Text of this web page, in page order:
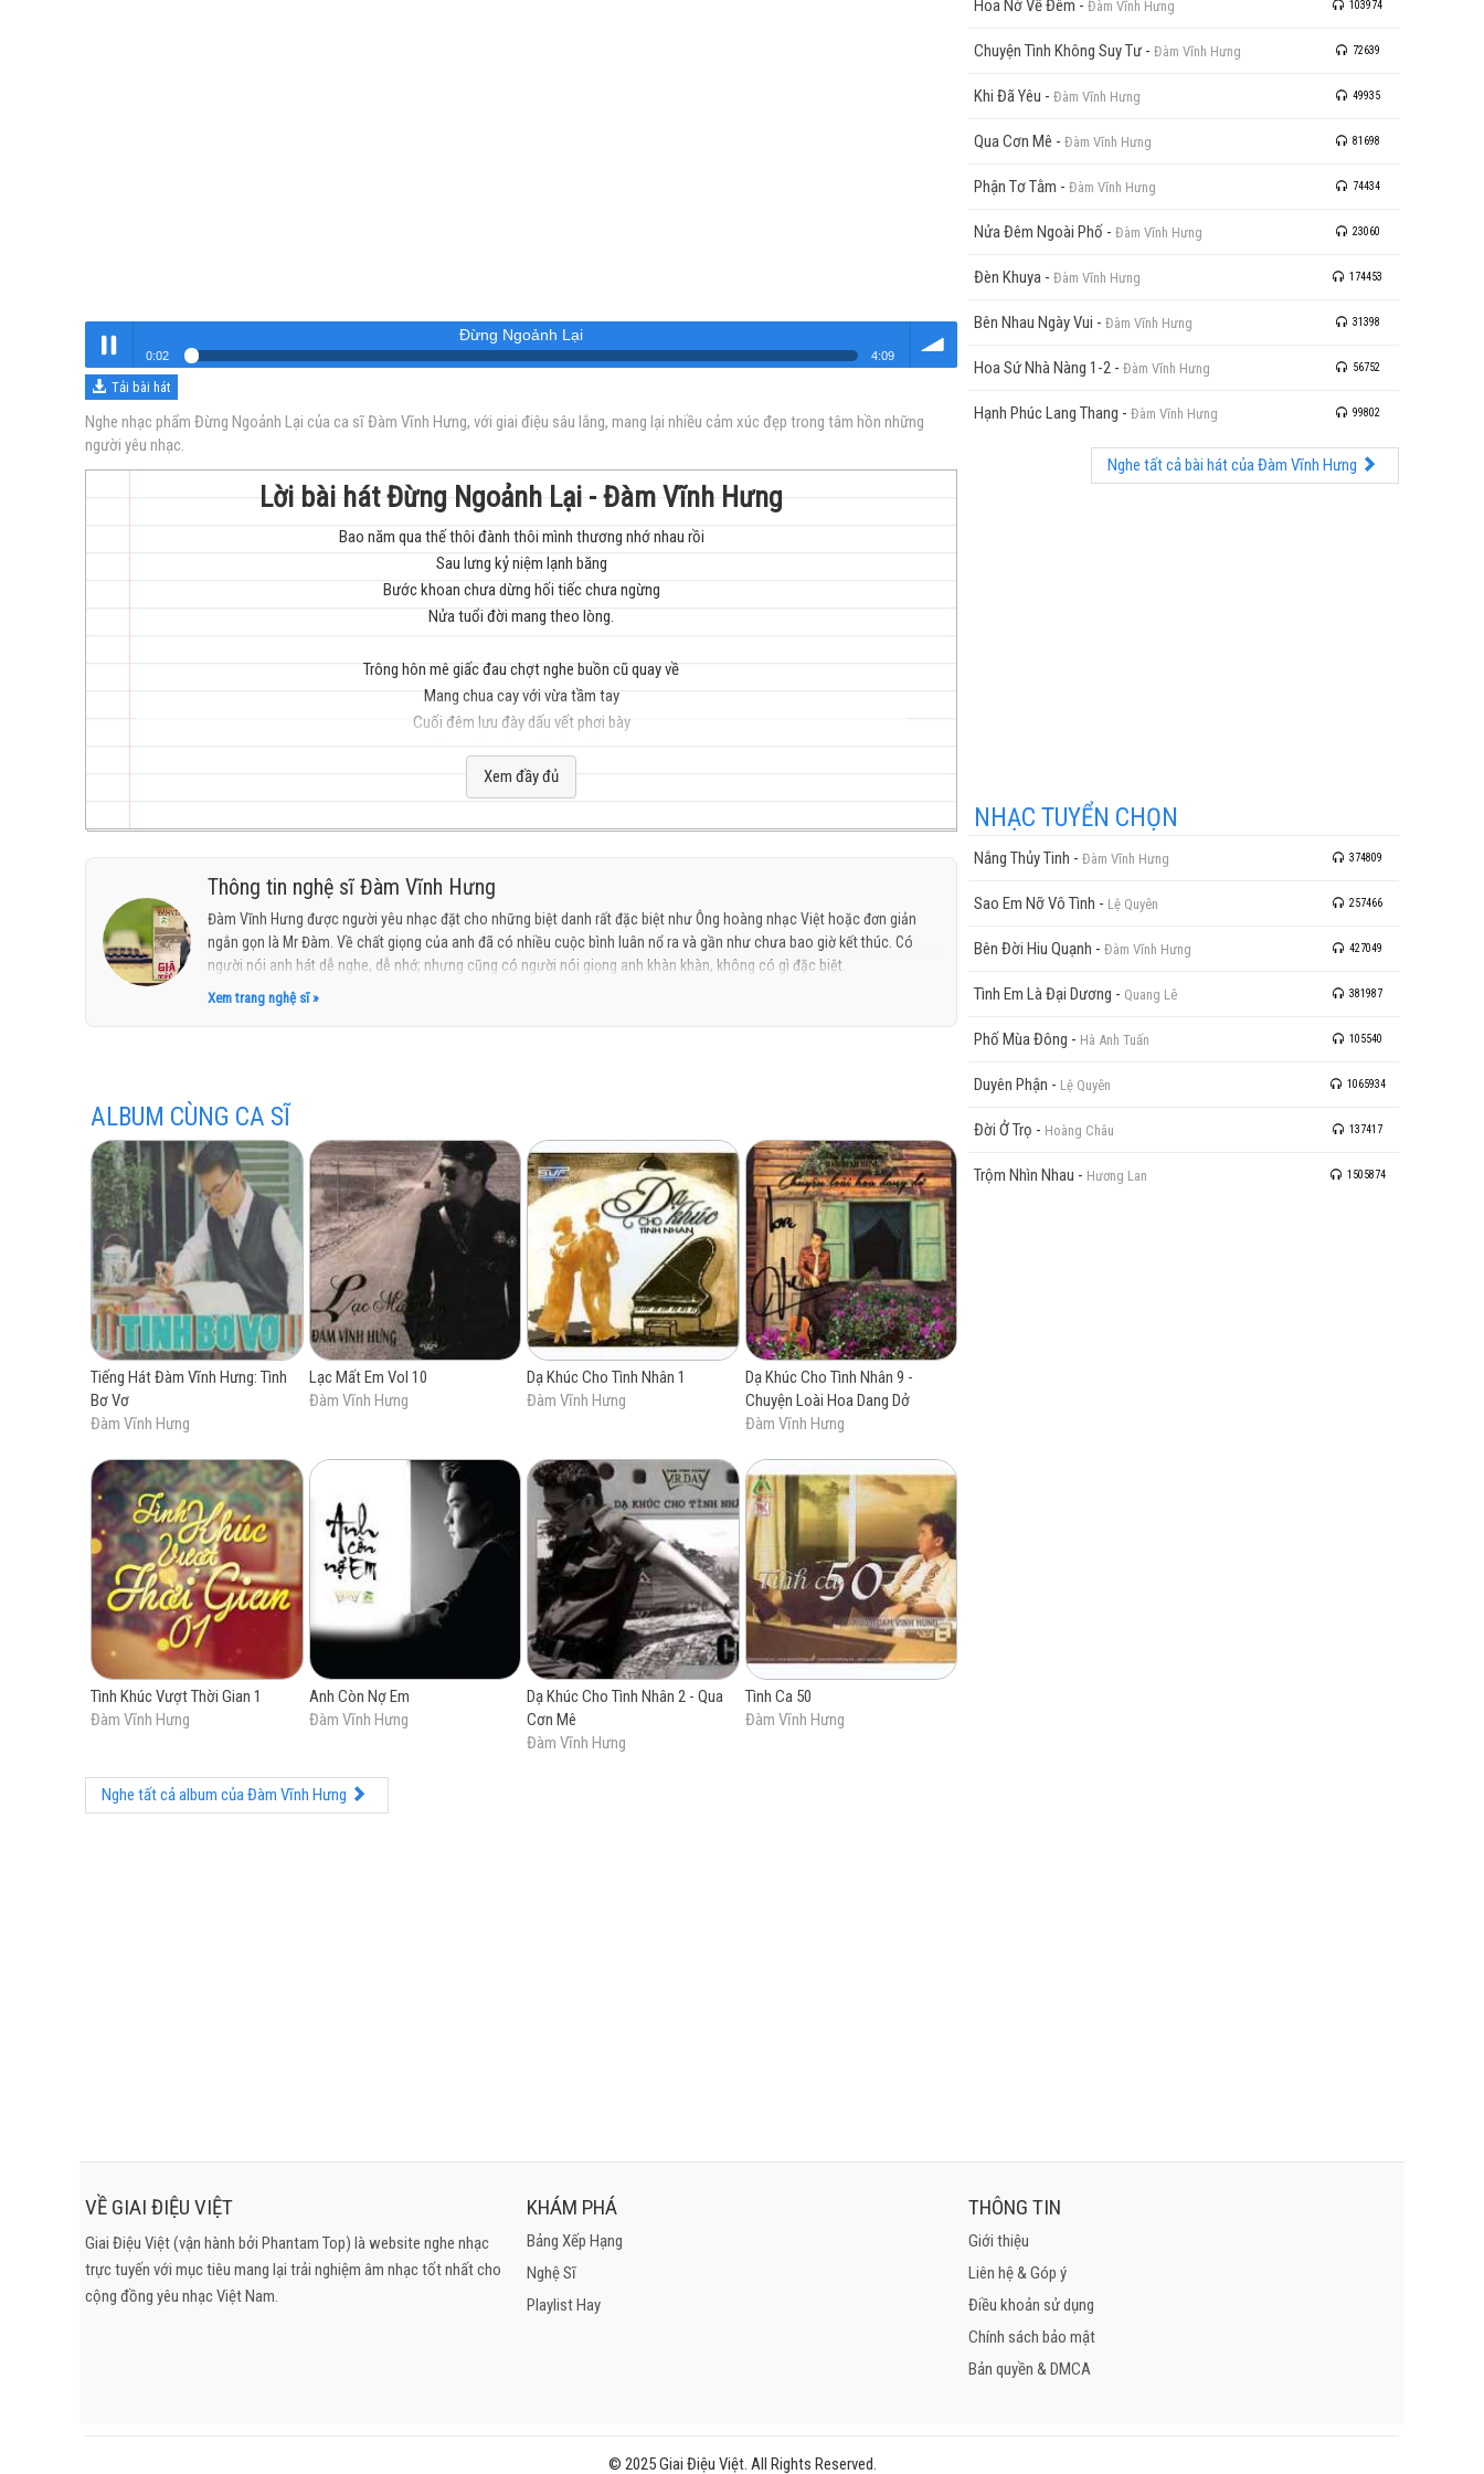
Nghe
Đừng Ngoảnh Lại
0:03 4:09
Đừng Ngoảnh Lại
Tải bài hát
Nghe nhạc phẩm Đừng Ngoảnh Lại của ca sĩ Đàm Vĩnh Hưng, với giai điệu sâu lắng, mang lại nhiều cảm xúc đẹp trong tâm hồn những
người yêu nhạc.
Lời bài hát Đừng Ngoảnh Lại - Đàm Vĩnh Hưng
Bao năm qua thế thôi đành thôi mình thương nhớ nhau rồi
Sau lưng kỷ niệm lạnh băng
Bước khoan chưa dừng hối tiếc chưa ngừng
Nửa tuổi đời mang theo lòng.
Trông hôn mê giấc đau chợt nghe buồn cũ quay về
Mang chua cay với vừa tầm tay
Cuối đêm lưu đày dấu vết phơi bày
Nụ cười nước mắt còn đây.
Đời không cho ta vui trọn vui
Em bước đi theo người
Hơn một lần ngoảnh mặt lại
Tưởng niệm những mối tình đi qụa
Tay xua tay chối bỏ tình yêu dù thiết tha nhiều
Xem đầy đủ
Thông tin nghệ sĩ Đàm Vĩnh Hưng
Đàm Vĩnh Hưng được người yêu nhạc đặt cho những biệt danh rất đặc biệt như Ông hoàng nhạc Việt hoặc đơn giản
ngắn gọn là Mr Đàm. Về chất giọng của anh đã có nhiều cuộc bình luân nổ ra và gần như chưa bao giờ kết thúc. Có
người nói anh hát dễ nghe, dễ nhớ; nhưng cũng có người nói giọng anh khàn khàn, không có gì đặc biệt.
Cá nhân tôi thấy anh có một chất giọng tự sự, phải có tâm trạng thì nghe nhạc anh mới ngấm được. Một tách cà phê,
Xem trang nghệ sĩ »
ALBUM CÙNG CA SĨ
Tiếng Hát Đàm Vĩnh Hưng: Tình
Bơ Vơ
Đàm Vĩnh Hưng
Lạc Mất Em Vol 10
Đàm Vĩnh Hưng
Dạ Khúc Cho Tình Nhân 1
Đàm Vĩnh Hưng
Dạ Khúc Cho Tình Nhân 9 -
Chuyện Loài Hoa Dang Dở
Đàm Vĩnh Hưng
Tình Khúc Vượt Thời Gian 1
Đàm Vĩnh Hưng
Anh Còn Nợ Em
Đàm Vĩnh Hưng
Dạ Khúc Cho Tình Nhân 2 - Qua
Cơn Mê
Đàm Vĩnh Hưng
Tình Ca 50
Đàm Vĩnh Hưng
Nghe tất cả album của Đàm Vĩnh Hưng
Hoa Nở Về Đêm - Đàm Vĩnh Hưng 103974
Chuyện Tình Không Suy Tư - Đàm Vĩnh Hưng 72639
Khi Đã Yêu - Đàm Vĩnh Hưng 49935
Qua Cơn Mê - Đàm Vĩnh Hưng 81698
Phận Tơ Tằm - Đàm Vĩnh Hưng 74434
Nửa Đêm Ngoài Phố - Đàm Vĩnh Hưng 23060
Đèn Khuya - Đàm Vĩnh Hưng 174453
Bên Nhau Ngày Vui - Đàm Vĩnh Hưng 31398
Hoa Sứ Nhà Nàng 1-2 - Đàm Vĩnh Hưng 56752
Hạnh Phúc Lang Thang - Đàm Vĩnh Hưng 99802
Nghe tất cả bài hát của Đàm Vĩnh Hưng
NHẠC TUYỂN CHỌN
Nắng Thủy Tinh - Đàm Vĩnh Hưng 374809
Sao Em Nỡ Vô Tình - Lệ Quyên 257466
Bên Đời Hiu Quạnh - Đàm Vĩnh Hưng 427049
Tình Em Là Đại Dương - Quang Lê 381987
Phố Mùa Đông - Hà Anh Tuấn 105540
Duyên Phận - Lệ Quyên 1065934
Đời Ở Trọ - Hoàng Châu 137417
Trộm Nhìn Nhau - Hương Lan 1505874
VỀ GIAI ĐIỆU VIỆT
Giai Điệu Việt (vận hành bởi Phantam Top) là website nghe nhạc
trực tuyến với mục tiêu mang lại trải nghiệm âm nhạc tốt nhất cho
cộng đồng yêu nhạc Việt Nam.
KHÁM PHÁ
Bảng Xếp Hạng
Nghệ Sĩ
Playlist Hay
THÔNG TIN
Giới thiệu
Liên hệ & Góp ý
Điều khoản sử dụng
Chính sách bảo mật
Bản quyền & DMCA
© 2025 Giai Điệu Việt. All Rights Reserved.